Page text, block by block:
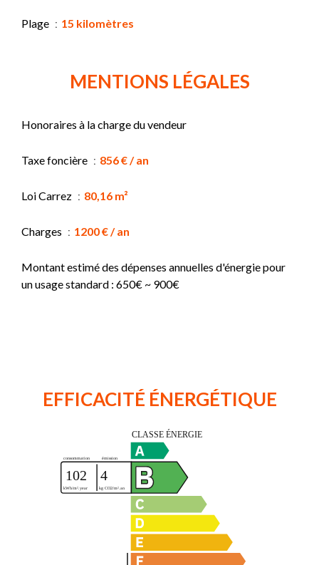
Plage 15 kilomètres
MENTIONS LÉGALES
Honoraires à la charge du vendeur
Taxe foncière 856 € / an
Loi Carrez 80,16 m²
Charges 1200 € / an
Montant estimé des dépenses annuelles d'énergie pour
un usage standard : 650€ ~ 900€
EFFICACITÉ ÉNERGÉTIQUE